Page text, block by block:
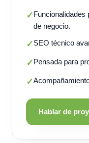
✓Funcionalidades
de negocio.
✓SEO técnico
✓Pensada para
✓
Hablar de